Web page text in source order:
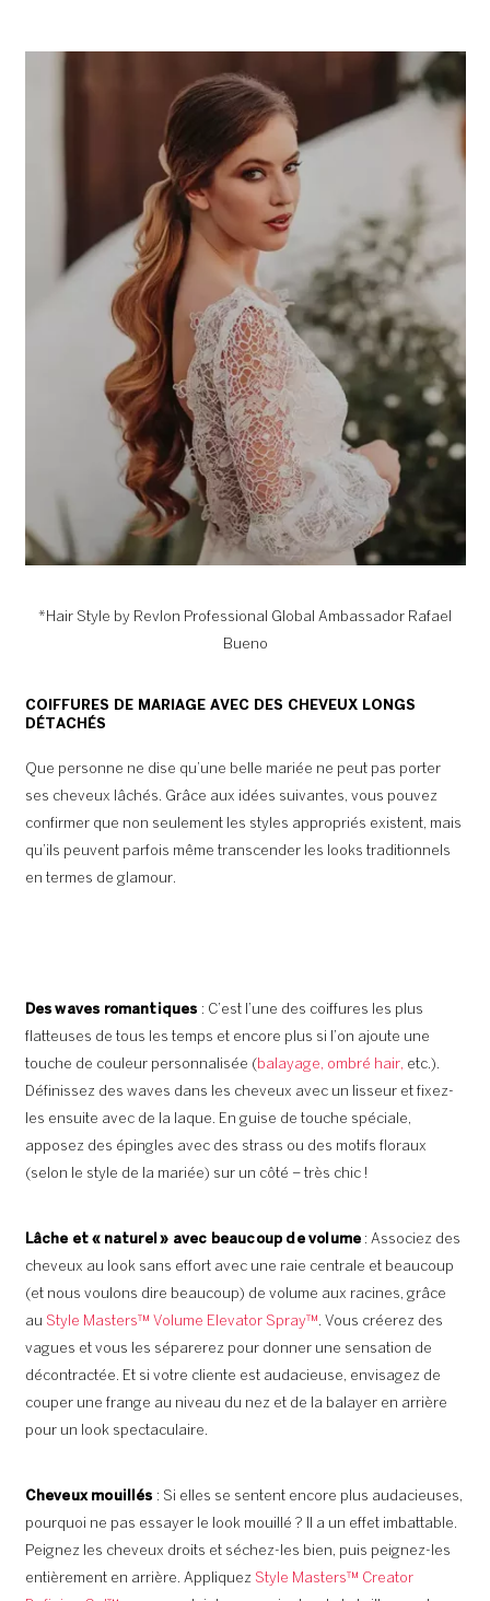
*Hair Style by Revlon Professional Global Ambassador Rafael
Bueno
COIFFURES DE MARIAGE AVEC DES CHEVEUX LONGS
DÉTACHÉS
Que personne ne dise qu’une belle mariée ne peut pas porter
ses cheveux lâchés. Grâce aux idées suivantes, vous pouvez
confirmer que non seulement les styles appropriés existent, mais
qu’ils peuvent parfois même transcender les looks traditionnels
en termes de glamour.
Des waves romantiques : C’est l’une des coiffures les plus
flatteuses de tous les temps et encore plus si l’on ajoute une
touche de couleur personnalisée ( balayage, ombré hair, etc.).
Définissez des waves dans les cheveux avec un lisseur et fixez-
les ensuite avec de la laque. En guise de touche spéciale,
apposez des épingles avec des strass ou des motifs floraux
(selon le style de la mariée) sur un côté – très chic !
Lâche et « naturel » avec beaucoup de volume : Associez des
cheveux au look sans effort avec une raie centrale et beaucoup
(et nous voulons dire beaucoup) de volume aux racines, grâce
au Style Masters™ Volume Elevator Spray™. Vous créerez des
vagues et vous les séparerez pour donner une sensation de
décontractée. Et si votre cliente est audacieuse, envisagez de
couper une frange au niveau du nez et de la balayer en arrière
pour un look spectaculaire.
Cheveux mouillés : Si elles se sentent encore plus audacieuses,
pourquoi ne pas essayer le look mouillé ? Il a un effet imbattable.
Peignez les cheveux droits et séchez-les bien, puis peignez-les
entièrement en arrière. Appliquez Style Masters™ Creator